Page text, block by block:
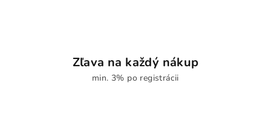
Zľava na každý nákup
min. 3% po registrácii